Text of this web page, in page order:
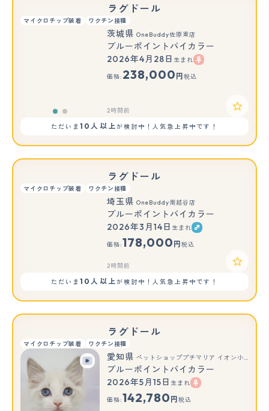
ラグドール
マイクロチップ装着 ワクチン接種
もっと見る
茨城県 OneBuddy佐原東店
ブルーポイントバイカラー
2026年4月28日 生まれ
価格: 238,000 円 税込
2時間前
ただいま10人以上が検討中！人気急上昇中です！
ラグドール
マイクロチップ装着 ワクチン接種
埼玉県 OneBuddy南越谷店
ブルーポイントバイカラー
2026年3月14日 生まれ
価格:178,000 円 税込
2時間前
ただいま10人以上が検討中！人気急上昇中です！
ラグドール
マイクロチップ装着 ワクチン接種
愛知県 ペットショッププチマリア イオン小牧店
ブルーポイントバイカラー
2026年5月15日 生まれ
価格:142,780 円 税込